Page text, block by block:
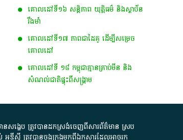
គោលដៅទី១៦ សន្តិភាព យុត្តិធម៌ និងស្ថាប័ន
រឹងមាំ
គោលដៅទី១៧ ភាពជាដៃគូ ដើម្បីសម្រេច
គោលដៅ
គោលដៅ​ទី​ ១៨​ កម្ពុជា​គ្មាន​គ្រាប់​មីន​ ​និង​
សំណល់​ជាតិ​ផ្ទុះ​ពី​សង្គ្រាម​
ន​សង្ខេប​ ត្រូវ​បាន​ដកស្រង់​ចេញពី​សារព័ត៌មាន ស្រប
អូ​ឌី​ស៊ី​ ត្រូវ​បាន​ចងក្រង​មក​ពី​ឯកសារ​ដែល​អាច​រក​